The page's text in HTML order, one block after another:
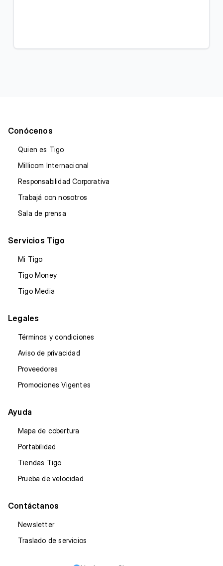
Conócenos
Quien es Tigo
Millicom Internacional
Responsabilidad Corporativa
Trabajá con nosotros
Sala de prensa
Servicios Tigo
Mi Tigo
Tigo Money
Tigo Media
Legales
Términos y condiciones
Aviso de privacidad
Proveedores
Promociones Vigentes
Ayuda
Mapa de cobertura
Portabilidad
Tiendas Tigo
Prueba de velocidad
Contáctanos
Newsletter
Traslado de servicios